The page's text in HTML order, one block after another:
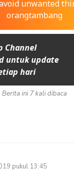
unwanted
orangtambang
Channel
untuk update
hari
Berita ini 7 kali dibaca
pukul 13:45